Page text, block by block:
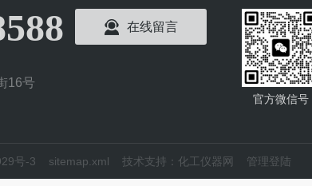
在线留言
16号
官方微信号
号-3 sitemap.xml 技术支持： 化工仪器网 管理登陆